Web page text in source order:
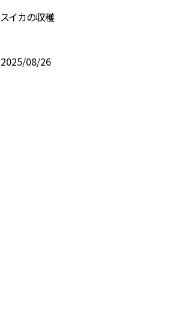
スイカの収穫
2025/08/26